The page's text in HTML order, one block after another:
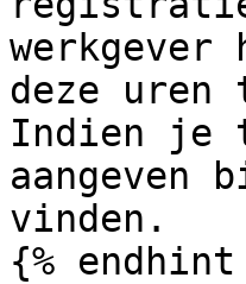
deze
Indien je
aangeven
vinden.
{% endhint